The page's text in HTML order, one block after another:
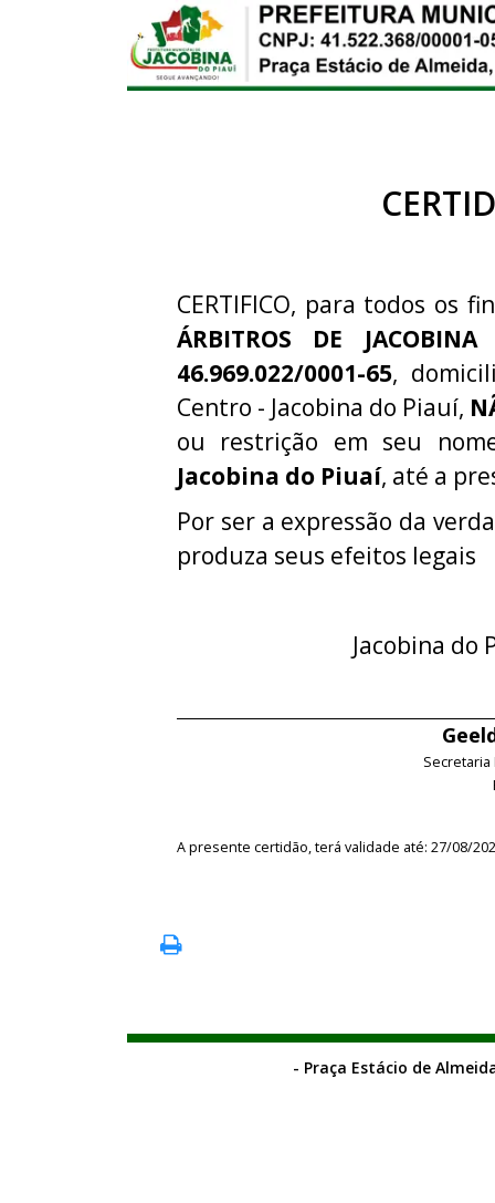
CERTIFICO, para todos os
ÁRBITROS DE
46.969.022/0001-65,
Centro - Jacobina do Piauí,
ou restrição em seu
Jacobina do Piuaí, até a
Por ser a expressão da
produza seus efeitos legais
Jacobina do
A presente certidão, terá validade até: 27/08/
- Praça Estácio de